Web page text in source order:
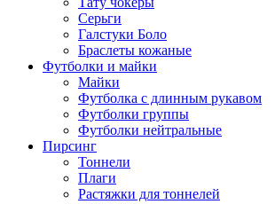
Серьги
Галстуки Боло
Браслеты кожаные
Футболки и майки
Майки
Футболка с длинным рукавом
Футболки группы
Футболки нейтральные
Пирсинг
Тоннели
Плаги
Растяжки для тоннелей